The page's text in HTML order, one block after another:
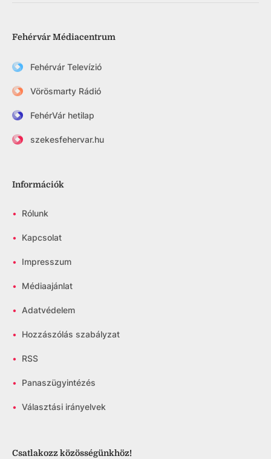
Fehérvár Médiacentrum
Fehérvár Televízió
Vörösmarty Rádió
FehérVár hetilap
szekesfehervar.hu
Információk
• Rólunk
• Kapcsolat
• Impresszum
• Médiaajánlat
• Adatvédelem
• Hozzászólás szabályzat
• RSS
• Panaszügyintézés
• Választási irányelvek
Csatlakozz közösségünkhöz!